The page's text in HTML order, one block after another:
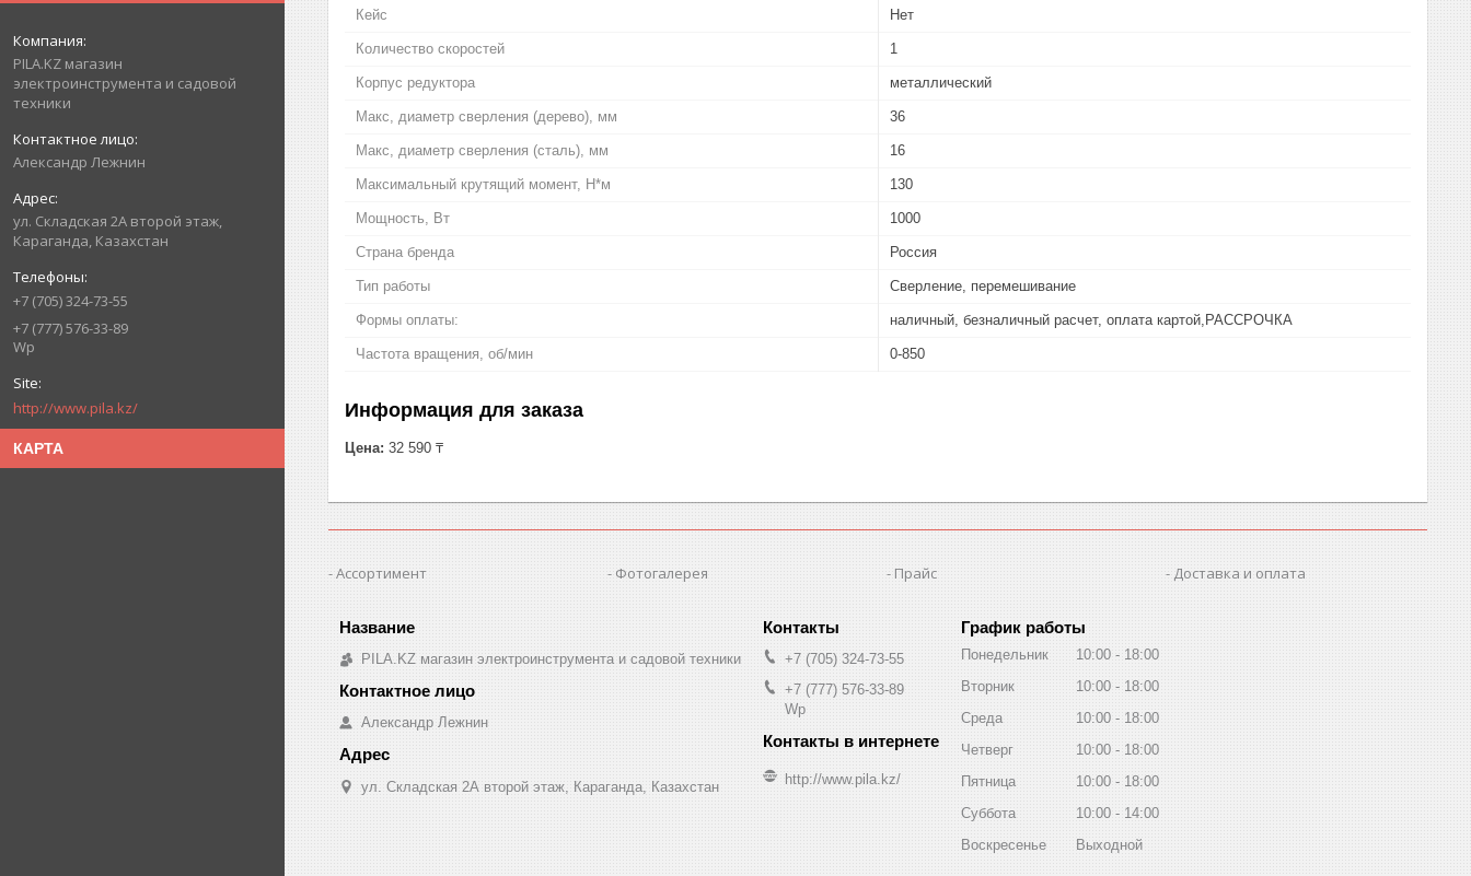
PILA.KZ магазин
электроинструмента и садовой
техники
Александр Лежнин
ул. Складская 2А второй этаж,
Караганда, Казахстан
+7 (705) 324-73-55
+7 (777) 576-33-89
Wp
http://www.pila.kz/
КАРТА
Кейс Нет
Количество скоростей 1
Корпус редуктора металлический
Макс, диаметр сверления (дерево), мм 36
Макс, диаметр сверления (сталь), мм 16
Максимальный крутящий момент, Н*м 130
Мощность, Вт 1000
Страна бренда Россия
Тип работы Сверление, перемешивание
Формы оплаты: наличный, безналичный расчет, оплата картой,РАССРОЧКА
Частота вращения, об/мин 0-850
Информация для заказа
Цена: 32 590 ₸
Ассортимент Фотогалерея Прайс Доставка и оплата
PILA.KZ магазин электроинструмента и садовой техники
Александр Лежнин
ул. Складская 2А второй этаж, Караганда, Казахстан
+7 (705) 324-73-55
+7 (777) 576-33-89
Wp
http://www.pila.kz/
График работы
Понедельник 10:00
18:00
Вторник
10:00
18:00
Среда
10:00
18:00
Четверг
10:00
18:00
Пятница
10:00
18:00
Суббота
10:00
14:00
Воскресенье
Выходной